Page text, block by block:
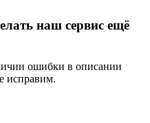
наш сервис ещё
ошибки в описании
исправим.